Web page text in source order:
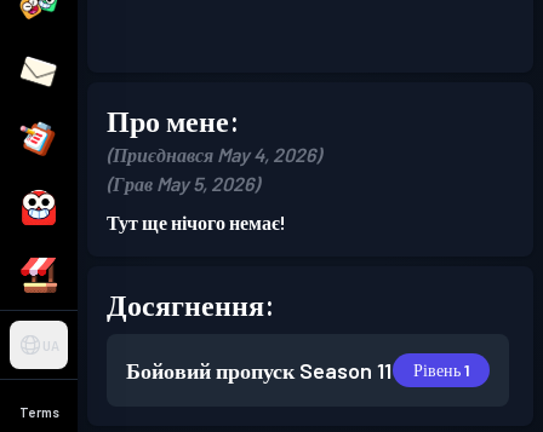
UA
Terms
Про мене:
(Приєднався May 4, 2026)
(Грав May 5, 2026)
Тут ще нічого немає!
Досягнення:
Бойовий пропуск Season 11 Рівень 1